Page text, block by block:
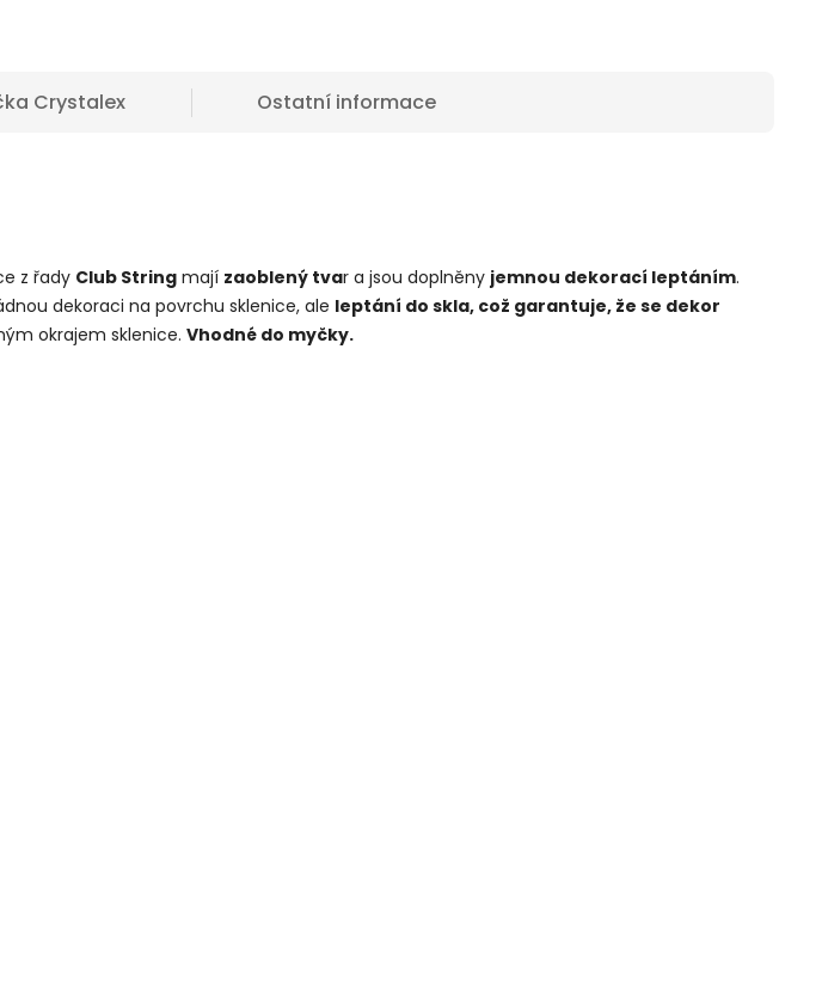
Crystalex Ostatní informace
z řady Club String mají zaoblený tvar a jsou doplněny jemnou dekorací leptáním.
dekoraci na povrchu sklenice, ale leptání do skla, což garantuje, že se dekor
okrajem sklenice. Vhodné do myčky.